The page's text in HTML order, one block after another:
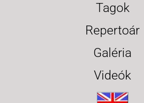
Tagok
Repertoár
Galéria
Videók